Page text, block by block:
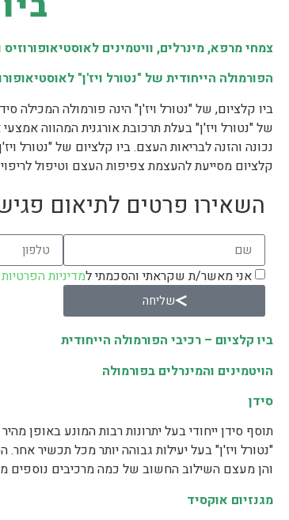
צמחי מרפא, מינרלים, וויטמינים לאוסטיאופורוזיס
הפורמולה הייחודית של "נטורל ויז'ן"
ביו קלציום, של "נטורל ויז'ן" הינה פורמולה המכילה
של "נטורל ויז'ן" בעלת תרכובת אורגנית המהווה
נכונה והזנה לבריאות העצם. ביו קלציום של "נטורל
קלציום מסייעת להעצמת צפיפות העצם וטיפול
השאירו פרטים לתיאום
אני מאשר/ת שקראתי והסכמתי למדיניות הפרטיות
שליחה
ביו קלציום – רכיבי הפורמולה הייחודית
הויטמינים והמינרלים בפורמולה
סידן
תוסף סידן ייחודי בעל יתרונות רבות המונע באופן
"נטורל ויז'ן" בעל יעילות גבוהה יותר מכל תכשיר
והן מעצם השילוב החשוב של כמה מרכיבים נוספים
מגנזיום אוקסיד